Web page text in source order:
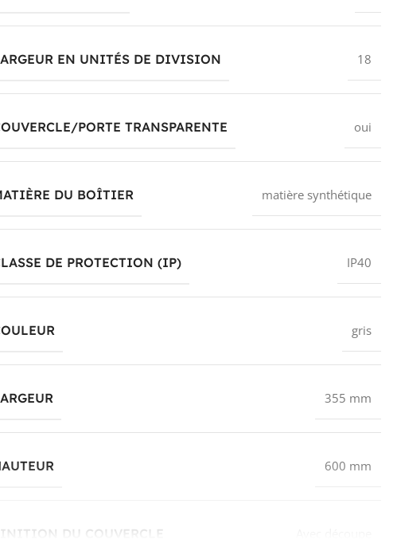
EN UNITÉS DE DIVISION 18
PORTE TRANSPARENTE oui
DU BOÎTIER matière synthétique
DE PROTECTION (IP) IP40
gris
355 mm
600 mm
DU COUVERCLE